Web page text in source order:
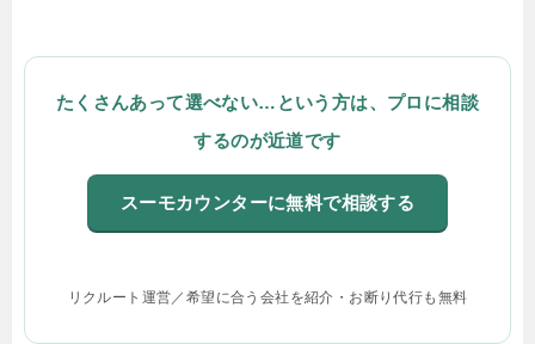
たくさんあって選べない…という方は、プロに相談
するのが近道です
スーモカウンターに無料で相談する
リクルート運営／希望に合う会社を紹介・お断り代行も無料